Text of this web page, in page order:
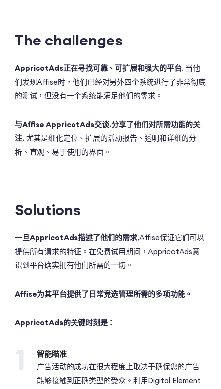
The challenges
AppricotAds正在寻找可靠、可扩展和强大的平台. 当他
们发现Affise时，他们已经对另外四个系统进行了非常彻底
的测试，但没有一个系统能满足他们的需求。
与Affise AppricotAds交谈,分享了他们对所需功能的关
注, 尤其是细化定位、扩展的活动报告、透明和详细的分
析、直观、易于使用的界面。
Solutions
一旦AppricotAds描述了他们的需求,Affise保证它们可以
提供所有请求的特征。在免费试用期间，AppricotAds意
识到平台确实拥有他们所需的一切。
Affise为其平台提供了日常竞选管理所需的多项功能。
AppricotAds的关键时刻是：
智能瞄准
广告活动的成功在很大程度上取决于确保您的广告
能够接触到正确类型的受众。利用Digital Element